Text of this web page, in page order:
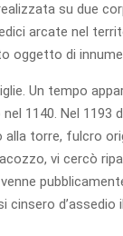
su due
arcate nel
oggetto di
Un tempo
1140. Nel 1193
torre, fulcro
vi cercò
cinsero